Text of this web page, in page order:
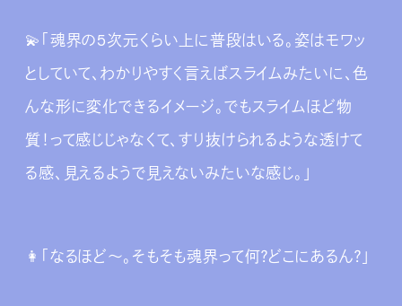
💫「魂界の5次元くらい上に普段はいる。姿はモワッ
としていて、わかりやすく言えばスライムみたいに、色
んな形に変化できるイメージ。でもスライムほど物
質！って感じじゃなくて、すり抜けられるような透けて
る感、見えるようで見えないみたいな感じ。」
👩‍「なるほど～。そもそも魂界って何？どこにあるん？」